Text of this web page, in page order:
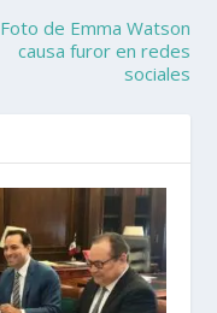
Foto de Emma Watson
causa furor en redes
sociales